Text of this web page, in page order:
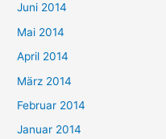
Juni 2014
Mai 2014
April 2014
März 2014
Februar 2014
Januar 2014